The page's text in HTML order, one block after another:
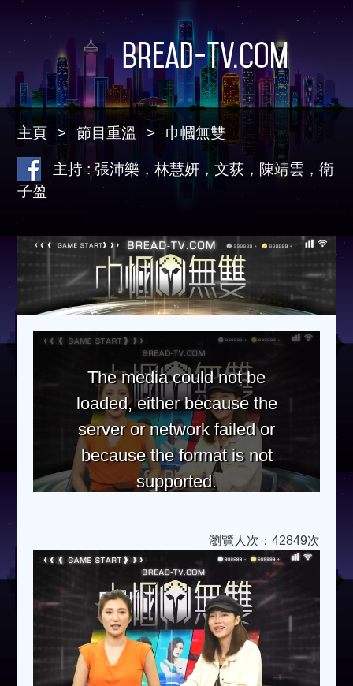
Bread-TV.com
主頁 節目重溫 巾幗無雙
主持 : 張沛樂，林慧妍，文荻，陳靖雲，衛
子盈
The media could not be
loaded, either because the
server or network failed or
because the format is not
supported.
瀏覽人次：42849次